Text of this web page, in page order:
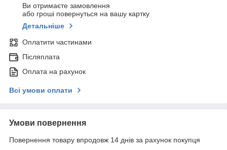
Ви отримаєте замовлення
або гроші повернуться на вашу картку
Детальніше
Оплатити частинами
Післяплата
Оплата на рахунок
Всі умови оплати
Умови повернення
Повернення товару впродовж 14 днів за рахунок покупця